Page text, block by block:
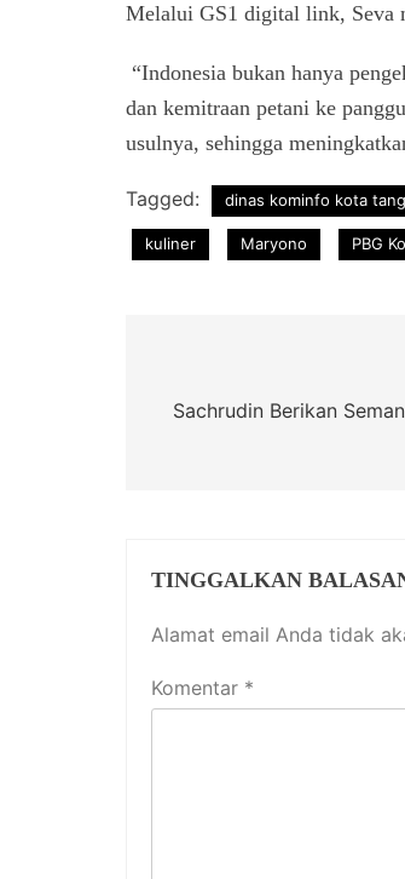
Melalui GS1 digital link, Seva
“Indonesia bukan hanya
dan kemitraan petani ke
usulnya, sehingga
Tagged: dinas kominfo kota
kuliner Maryono PBG
pos
Sachrudin Berikan
TINGGALKAN
Alamat email Anda tidak
Komentar *